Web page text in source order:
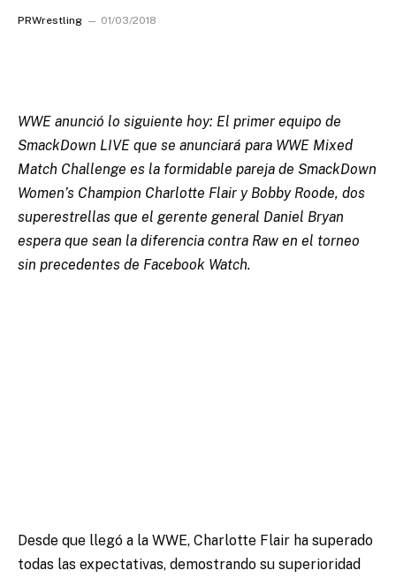
PRWrestling 01/03/2018
WWE anunció lo siguiente hoy: El primer equipo de
SmackDown LIVE que se anunciará para WWE Mixed
Match Challenge es la formidable pareja de SmackDown
Women’s Champion Charlotte Flair y Bobby Roode, dos
superestrellas que el gerente general Daniel Bryan
espera que sean la diferencia contra Raw en el torneo
sin precedentes de Facebook Watch.
Desde que llegó a la WWE, Charlotte Flair ha superado
todas las expectativas, demostrando su superioridad